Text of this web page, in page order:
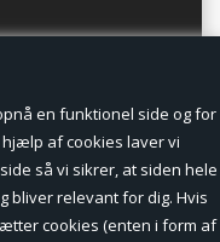
cookies.
en funktionel side og for
af cookies laver vi
så vi sikrer, at siden hele
bliver relevant for dig. Hvis
cookies (enten i form af